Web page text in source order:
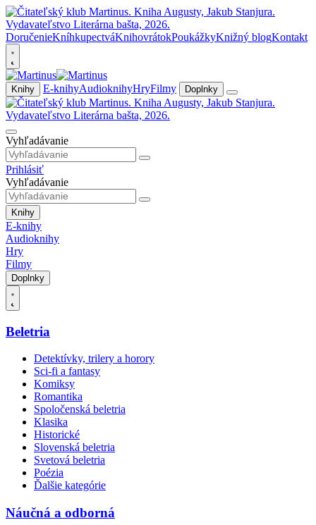
DoručenieKníhkupectváKnihovrátokPoukážkyKnižný blogKontakt
Knihy E-knihyAudioknihyHryFilmy Doplnky
Vyhľadávanie
Prihlásiť
Vyhľadávanie
Knihy
E-knihy
Audioknihy
Hry
Filmy
Doplnky
Beletria
Detektívky, trilery a horory
Sci-fi a fantasy
Komiksy
Romantika
Spoločenská beletria
Klasika
Historické
Slovenská beletria
Svetová beletria
Poézia
Ďalšie kategórie
Náučná a odborná